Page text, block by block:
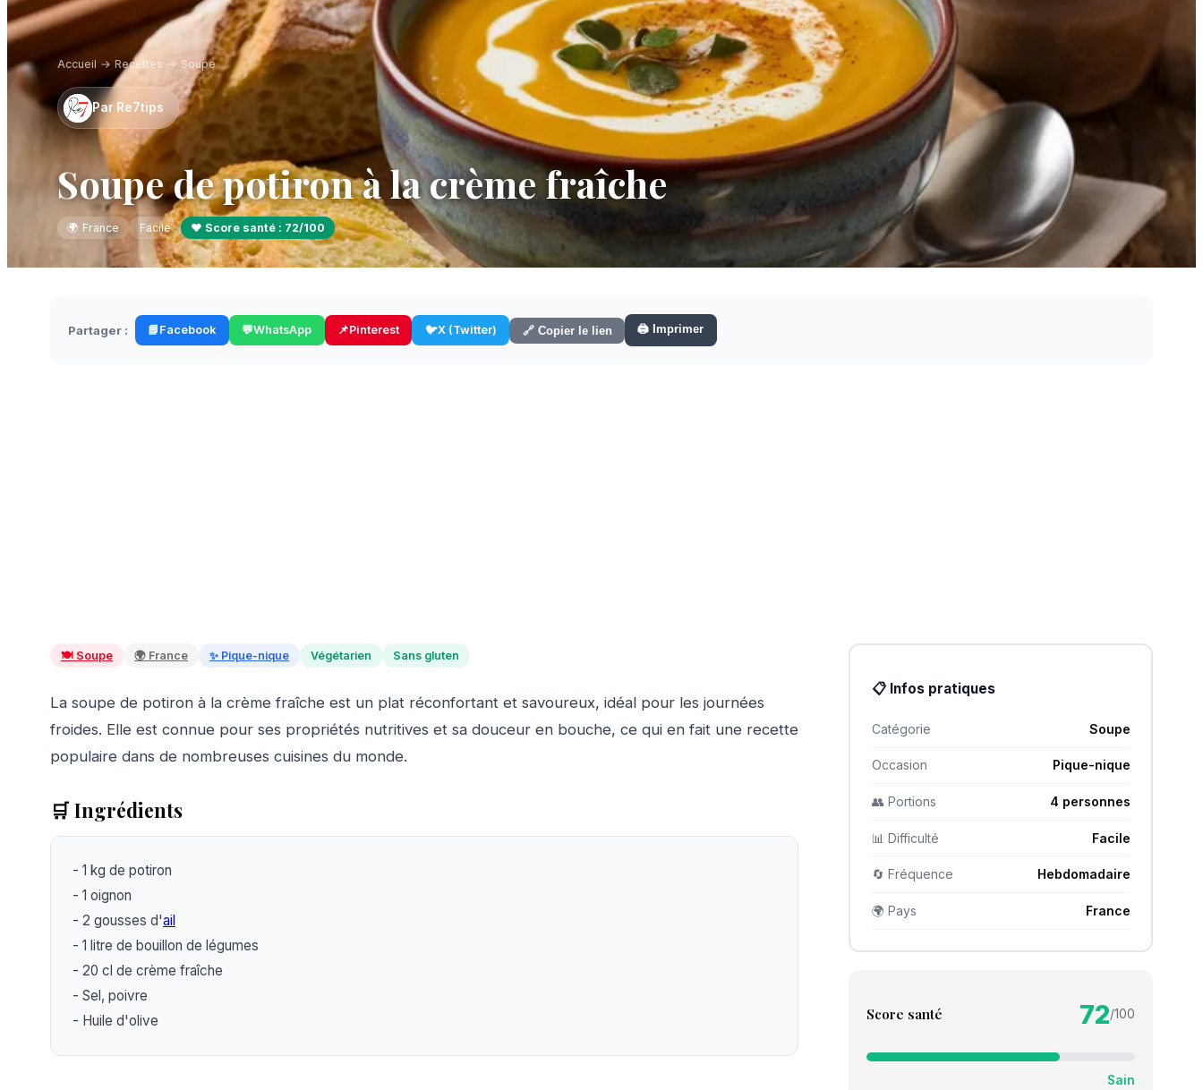
Accueil → Recettes → Soupe
Par Re7tips
Soupe de potiron à la crème fraîche
🌍 France Facile ❤️ Score santé : 72/100
Partager : 📘 Facebook 💬WhatsApp 📌Pinterest 🐦X (Twitter) 🔗 Copier le lien 🖨️ Imprimer
🍽️ Soupe 🌍 France ✨ Pique-nique Végétarien Sans gluten
La soupe de potiron à la crème fraîche est un plat réconfortant et savoureux, idéal pour les journées
froides. Elle est connue pour ses propriétés nutritives et sa douceur en bouche, ce qui en fait une recette
populaire dans de nombreuses cuisines du monde.
🛒 Ingrédients
- 1 kg de potiron
- 1 oignon
- 2 gousses d'ail
- 1 litre de bouillon de légumes
- 20 cl de crème fraîche
- Sel, poivre
- Huile d'olive
📋 Infos pratiques
Catégorie Soupe
Occasion Pique-nique
👥 Portions 4 personnes
📊 Difficulté Facile
🔄 Fréquence Hebdomadaire
🌍 Pays France
Score santé 72/100
Sain